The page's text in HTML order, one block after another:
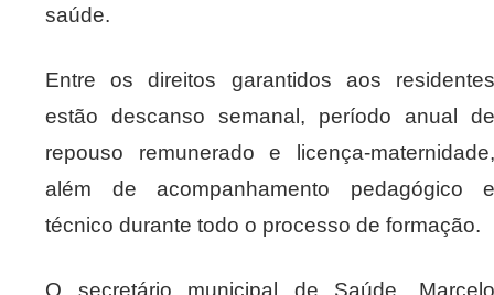
saúde.
Entre os direitos garantidos aos residentes
estão descanso semanal, período anual de
repouso remunerado e licença-maternidade,
além de acompanhamento pedagógico e
técnico durante todo o processo de formação.
O secretário municipal de Saúde, Marcelo